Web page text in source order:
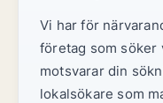
Vi har för
företag som söker
motsvarar din
lokalsökare som